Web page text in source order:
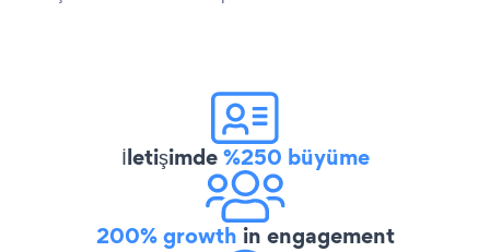
İletişimde%250 büyüme
200% growth in engagement